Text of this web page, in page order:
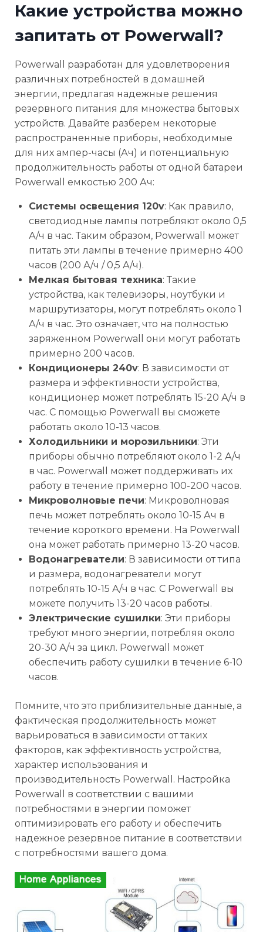
Какие устройства можно
запитать от Powerwall?
Powerwall разработан для удовлетворения
различных потребностей в домашней
энергии, предлагая надежные решения
резервного питания для множества бытовых
устройств. Давайте разберем некоторые
распространенные приборы, необходимые
для них ампер-часы (Ач) и потенциальную
продолжительность работы от одной батареи
Powerwall емкостью 200 Ач:
Системы освещения 120v: Как правило,
светодиодные лампы потребляют около 0,5
А/ч в час. Таким образом, Powerwall может
питать эти лампы в течение примерно 400
часов (200 А/ч / 0,5 А/ч).
Мелкая бытовая техника: Такие
устройства, как телевизоры, ноутбуки и
маршрутизаторы, могут потреблять около 1
А/ч в час. Это означает, что на полностью
заряженном Powerwall они могут работать
примерно 200 часов.
Кондиционеры 240v: В зависимости от
размера и эффективности устройства,
кондиционер может потреблять 15-20 А/ч в
час. С помощью Powerwall вы сможете
работать около 10-13 часов.
Холодильники и морозильники: Эти
приборы обычно потребляют около 1-2 А/ч
в час. Powerwall может поддерживать их
работу в течение примерно 100-200 часов.
Микроволновые печи: Микроволновая
печь может потреблять около 10-15 Ач в
течение короткого времени. На Powerwall
она может работать примерно 13-20 часов.
Водонагреватели: В зависимости от типа
и размера, водонагреватели могут
потреблять 10-15 А/ч в час. С Powerwall вы
можете получить 13-20 часов работы.
Электрические сушилки: Эти приборы
требуют много энергии, потребляя около
20-30 А/ч за цикл. Powerwall может
обеспечить работу сушилки в течение 6-10
часов.
Помните, что это приблизительные данные, а
фактическая продолжительность может
варьироваться в зависимости от таких
факторов, как эффективность устройства,
характер использования и
производительность Powerwall. Настройка
Powerwall в соответствии с вашими
потребностями в энергии поможет
оптимизировать его работу и обеспечить
надежное резервное питание в соответствии
с потребностями вашего дома.